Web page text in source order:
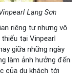
Lạng Sơn
riêng tư nhưng vô
tại Vinpearl
giữa những ngày
làm ảnh hưởng đến
của du khách tới